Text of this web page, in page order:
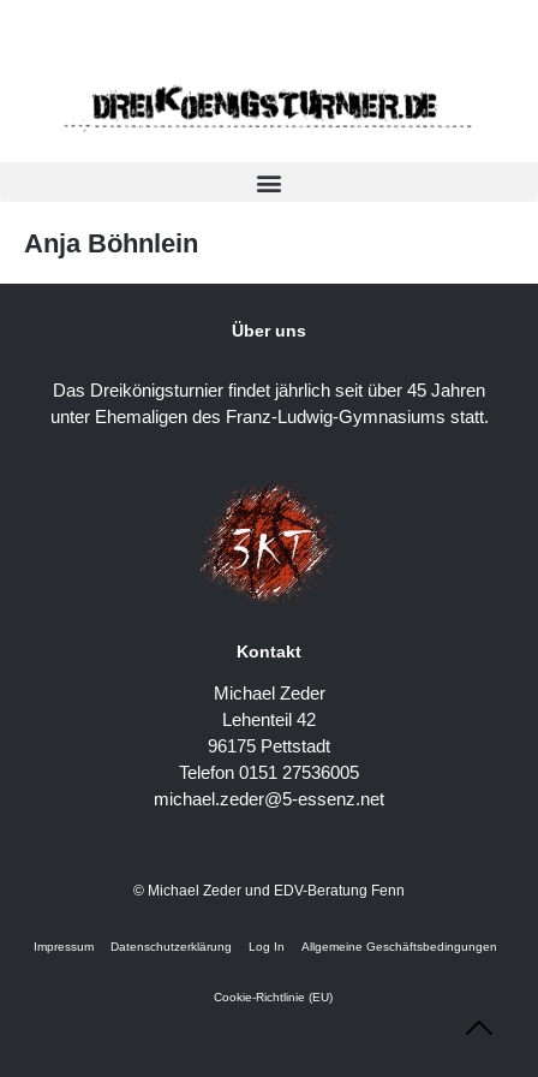
Anja Böhnlein
Über uns
Das Dreikönigsturnier findet jährlich seit über 45 Jahren
unter Ehemaligen des Franz-Ludwig-Gymnasiums statt.
Kontakt
Michael Zeder
Lehenteil 42
96175 Pettstadt
Telefon 0151 27536005
michael.zeder@5-essenz.net
© Michael Zeder und EDV-Beratung Fenn
Impressum Datenschutzerklärung Log In Allgemeine Geschäftsbedingungen
Cookie-Richtlinie (EU)